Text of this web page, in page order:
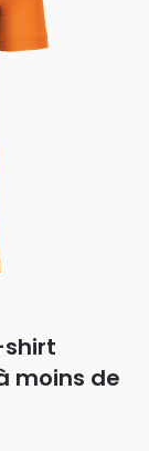
shirt
moins de